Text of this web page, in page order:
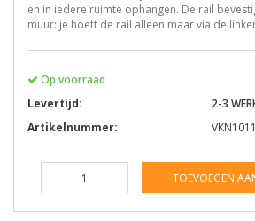
en in iedere ruimte ophangen. De rail
muur: je hoeft de rail alleen maar via de
Op voorraad
Levertijd:
2-3
Artikelnummer:
TOEVOEGEN